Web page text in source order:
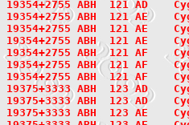
19354+2755 ABH  121 AD
19354+2755 ABH  121 AE
19354+2755 ABH  121 AE
19354+2755 ABH  121 AE
19354+2755 ABH  121 AF
19354+2755 ABH  121 AF
19354+2755 ABH  121 AF
19375+3333 ABH  123 AD
19375+3333 ABH  123 AD
19375+3333 ABH  123 AE